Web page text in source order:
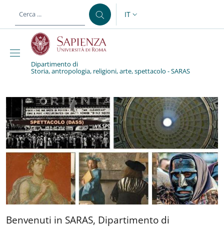
al contenuto principale
SELETTORE LINGUA:
IT
Dipartimento di
Storia, antropologia, religioni, arte, spettacolo - SARAS
Dipartimento diStoria,
Benvenuti in SARAS,
Benvenuti in SARAS, Dipartimento di